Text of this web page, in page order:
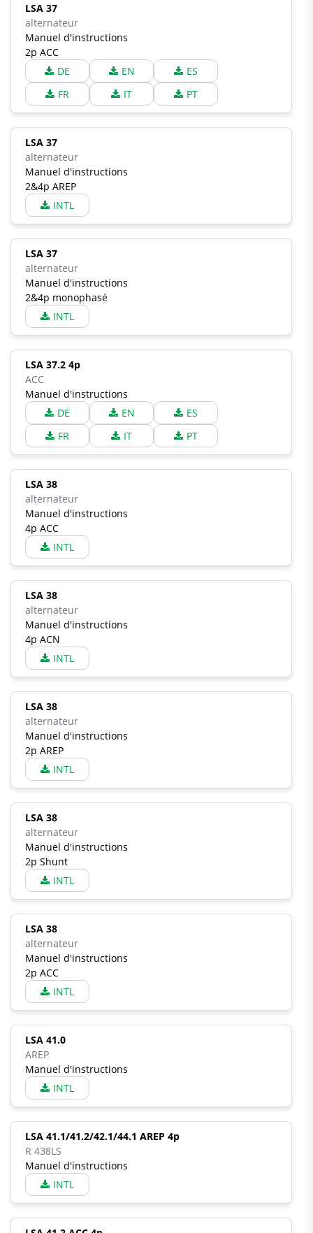
LSA 37
alternateur
Manuel d'instructions
2p ACC
DE
EN
ES
FR
IT PT
LSA 37
alternateur
Manuel d'instructions
2&4p AREP
INTL
LSA 37
alternateur
Manuel d'instructions
2&4p monophasé
INTL
LSA 37.2 4p
ACC
Manuel d'instructions
DE
EN
ES
FR
IT PT
LSA 38
alternateur
Manuel d'instructions
4p ACC
INTL
LSA 38
alternateur
Manuel d'instructions
4p ACN
INTL
LSA 38
alternateur
Manuel d'instructions
2p AREP
INTL
LSA 38
alternateur
Manuel d'instructions
2p Shunt
INTL
LSA 38
alternateur
Manuel d'instructions
2p ACC
INTL
LSA 41.0
AREP
Manuel d'instructions
INTL
LSA 41.1/41.2/42.1/44.1 AREP 4p
R 438LS
Manuel d'instructions
INTL